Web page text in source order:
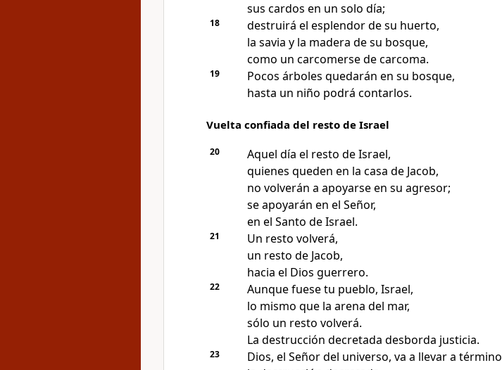
sus cardos en un solo día;
18
destruirá el esplendor de su huerto,
la savia y la madera de su bosque,
como un carcomerse de carcoma.
19
Pocos árboles quedarán en su bosque,
hasta un niño podrá contarlos.
Vuelta confiada del resto de Israel
20
Aquel día el resto de Israel,
quienes queden en la casa de Jacob,
no volverán a apoyarse en su agresor;
se apoyarán en el Señor,
en el Santo de Israel.
21
Un resto volverá,
un resto de Jacob,
hacia el Dios guerrero.
22
Aunque fuese tu pueblo, Israel,
lo mismo que la arena del mar,
sólo un resto volverá.
La destrucción decretada desborda justicia.
23
Dios, el Señor del universo, va a llevar a término